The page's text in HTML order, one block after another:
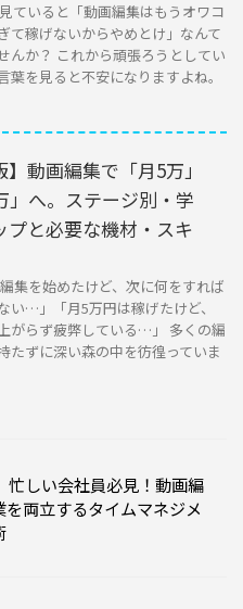
ていると「動画編集はもうオワコ
て稼げないからやめとけ」なんて
んか？ これから頑張ろうとしてい
葉を見ると不安になりますよね。
】動画編集で「月5万」
」へ。ステージ別・学
プと必要な機材・スキ
集を始めたけど、次に何をすれば
い…」「月5万円は稼げたけど、
がらず疲弊している…」 多くの編
たずに深い森の中を彷徨っていま
忙しい会社員必見！動画編
両立するタイムマネジメ